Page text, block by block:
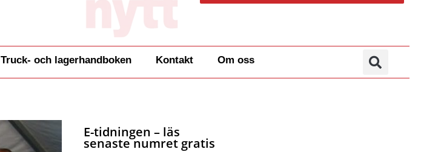
Truck- och lagerhandboken Kontakt Om oss
E-tidningen – läs
senaste numret gratis